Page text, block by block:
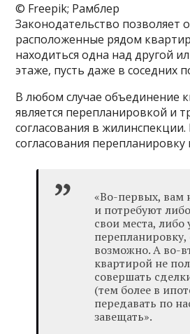
© Freepik; Рамблер
Законодательство позволяет
расположенные рядом
находиться одна над другой
этаже, пусть даже в соседних
В любом случае объединение
является перепланировкой и
согласования в жилинспекции.
согласования перепланировку
«Во-первых, вам
и потребуют
свои места, либо
перепланировку,
возможно. А во-
квартирой не
совершать
(тем более в
передавать по
завещать».